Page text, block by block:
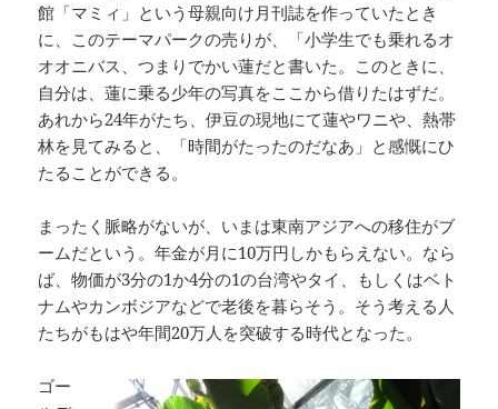
館「マミィ」という母親向け月刊誌を作っていたとき
に、このテーマパークの売りが、「小学生でも乗れるオ
オオニバス、つまりでかい蓮だと書いた。このときに、
自分は、蓮に乗る少年の写真をここから借りたはずだ。
あれから24年がたち、伊豆の現地にて蓮やワニや、熱帯
林を見てみると、「時間がたったのだなあ」と感慨にひ
たることができる。
まったく脈略がないが、いまは東南アジアへの移住がブ
ームだという。年金が月に10万円しかもらえない。なら
ば、物価が3分の1か4分の1の台湾やタイ、もしくはベト
ナムやカンボジアなどで老後を暮らそう。そう考える人
たちがもはや年間20万人を突破する時代となった。
ゴー